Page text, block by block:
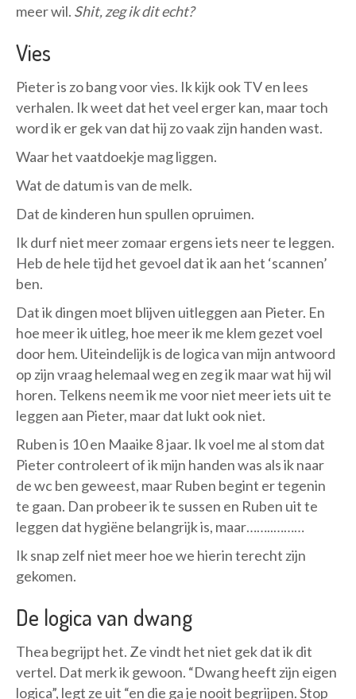
meer wil. Shit, zeg ik dit echt?
Vies
Pieter is zo bang voor vies. Ik kijk ook TV en lees
verhalen. Ik weet dat het veel erger kan, maar toch
word ik er gek van dat hij zo vaak zijn handen wast.
Waar het vaatdoekje mag liggen.
Wat de datum is van de melk.
Dat de kinderen hun spullen opruimen.
Ik durf niet meer zomaar ergens iets neer te leggen.
Heb de hele tijd het gevoel dat ik aan het ‘scannen’
ben.
Dat ik dingen moet blijven uitleggen aan Pieter. En
hoe meer ik uitleg, hoe meer ik me klem gezet voel
door hem. Uiteindelijk is de logica van mijn antwoord
op zijn vraag helemaal weg en zeg ik maar wat hij wil
horen. Telkens neem ik me voor niet meer iets uit te
leggen aan Pieter, maar dat lukt ook niet.
Ruben is 10 en Maaike 8 jaar. Ik voel me al stom dat
Pieter controleert of ik mijn handen was als ik naar
de wc ben geweest, maar Ruben begint er tegenin
te gaan. Dan probeer ik te sussen en Ruben uit te
leggen dat hygiëne belangrijk is, maar……..………
Ik snap zelf niet meer hoe we hierin terecht zijn
gekomen.
De logica van dwang
Thea begrijpt het. Ze vindt het niet gek dat ik dit
vertel. Dat merk ik gewoon. “Dwang heeft zijn eigen
logica”, legt ze uit “en die ga je nooit begrijpen. Stop